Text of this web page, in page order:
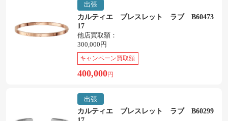
出張
カルティエ ブレスレット ラブ B60473
17
他店買取額：
300,000円
キャンペーン買取額
400,000円
出張
カルティエ ブレスレット ラブ B60299